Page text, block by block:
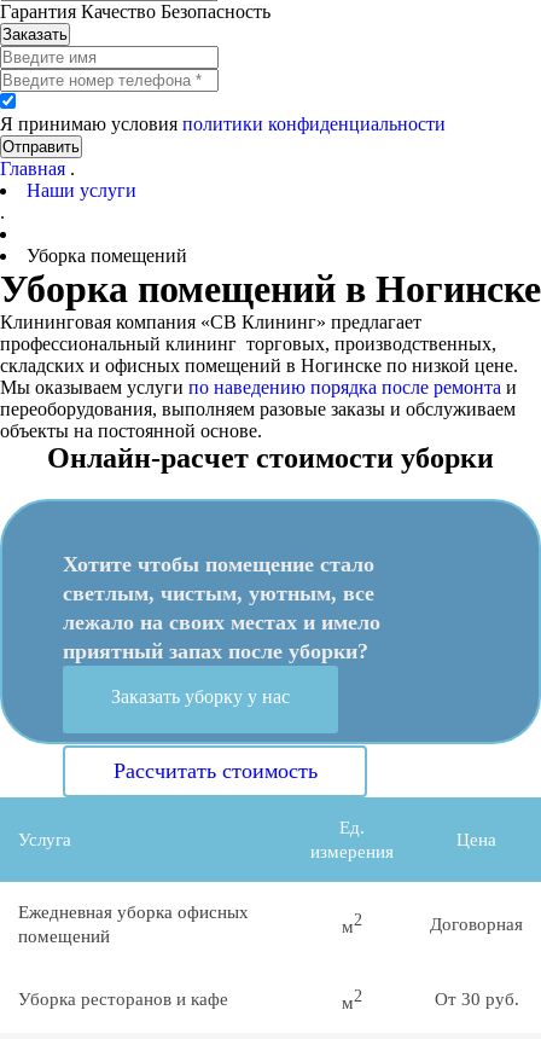
Гарантия Качество Безопасность
Заказать
Я принимаю условия политики конфиденциальности
Отправить
Главная .
Наши услуги
.
Уборка помещений
Уборка помещений в Ногинске
Клининговая компания «СВ Клининг» предлагает
профессиональный клининг торговых, производственных,
складских и офисных помещений в Ногинске по низкой цене.
Мы оказываем услуги по наведению порядка после ремонта и
переоборудования, выполняем разовые заказы и обслуживаем
объекты на постоянной основе.
Онлайн-расчет стоимости уборки
Хотите чтобы помещение стало
светлым, чистым, уютным, все
лежало на своих местах и имело
приятный запах после уборки?
Заказать уборку у нас
Рассчитать стоимость
Услуга
Ед.
измерения
Цена
Ежедневная уборка офисных
помещений
м2 Договорная
Уборка ресторанов и кафе м2 От 30 руб.